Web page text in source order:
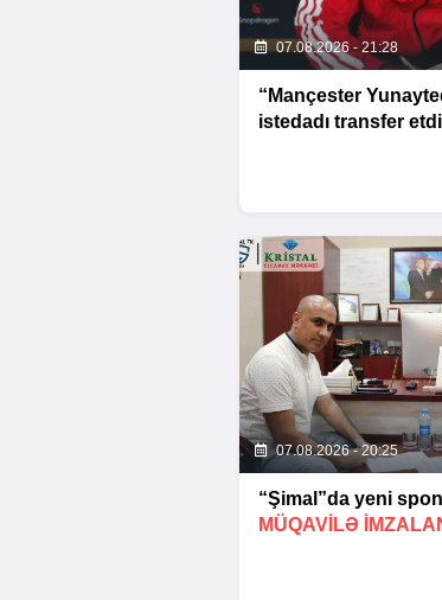
07.08.2026 - 21:28
“Mançester
istedadı transfer etdi
07.08.2026 - 20:25
“Şimal”da yeni
MÜQAVİLƏ